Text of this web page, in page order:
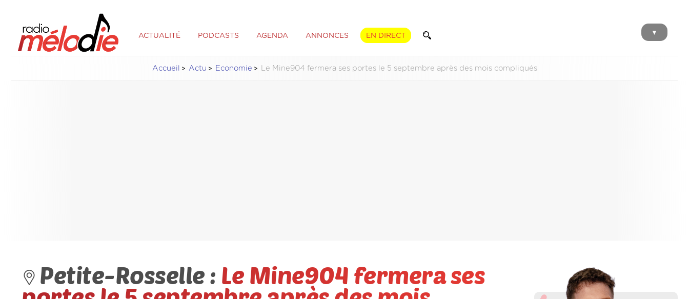
ACTUALITÉ PODCASTS AGENDA ANNONCES EN DIRECT ▼
Accueil Actu Economie Le Mine904 fermera ses portes le 5 septembre après des mois compliqués
Petite-Rosselle : Le Mine904 fermera ses